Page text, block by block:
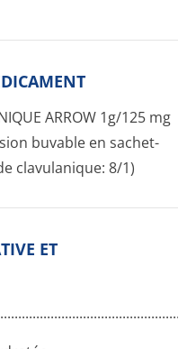
ARROW 1g/125 mg
buvable en sachet-
clavulanique: 8/1)
ET